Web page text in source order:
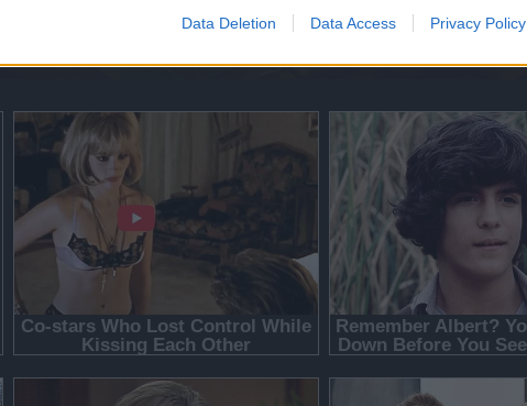
Data Deletion Data Access Privacy Policy